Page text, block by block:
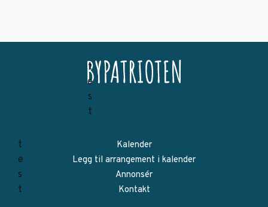
Kalender
Legg til arrangement i kalender
Annonsér
Kontakt